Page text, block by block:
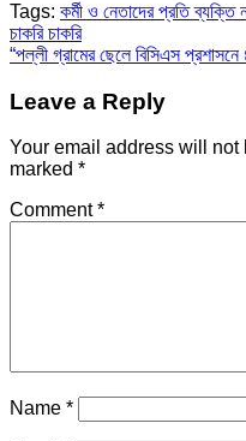
Tags: কর্মী ও নেতাদের প্রতি
Post
navigation
চাকরি চাকরি
“পল্লী গ্রামের ছেলে বিসিএস
Leave a Reply
Your email address will not
marked *
Comment*
Name *